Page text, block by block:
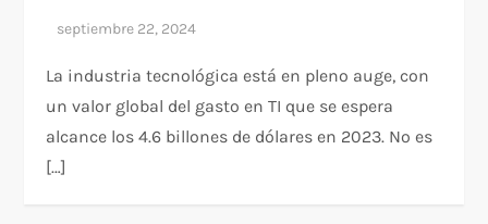
La industria tecnológica está en pleno auge, con
un valor global del gasto en TI que se espera
alcance los 4.6 billones de dólares en 2023. No es
[…]